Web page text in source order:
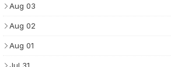
Aug 03
Aug 02
Aug 01